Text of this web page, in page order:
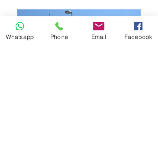
Whatsapp Phone Email Facebook